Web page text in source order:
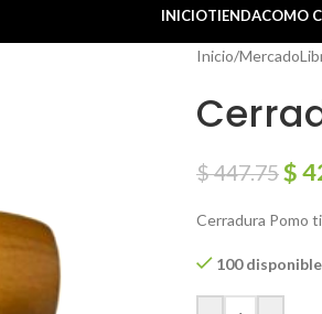
INICIOTIENDACOMO
Inicio/
$447.75$
Cerradura Pomo
100